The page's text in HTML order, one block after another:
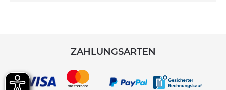
ZAHLUNGSARTEN